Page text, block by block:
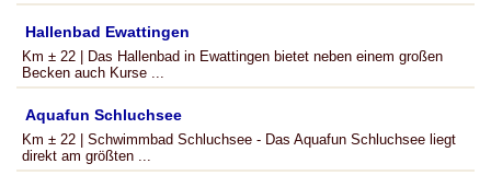
Hallenbad Ewattingen
Km ± 22 | Das Hallenbad in Ewattingen bietet neben einem großen
Becken auch Kurse ...
Aquafun Schluchsee
Km ± 22 | Schwimmbad Schluchsee - Das Aquafun Schluchsee liegt
direkt am größten ...